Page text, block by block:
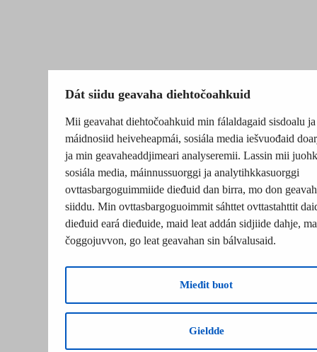
Dát siidu geavaha diehtočoahkuid
Mii geavahat diehtočoahkuid min fálaldagaid sisdoalu ja
máidnosiid heiveheapmái, sosiála media iešvuođaid
ja min geavaheaddjimeari analyseremii. Lassin mii
sosiála media, máinnussuorggi ja analytihkkasuorggi
ovttasbargoguimmiide dieđuid dan birra, mo don
siiddu. Min ovttasbargoguoimmit sáhttet ovttastahttit
dieđuid eará dieđuide, maid leat addán sidjiide dahje,
čoggojuvvon, go leat geavahan sin bálvalusaid.
Mieđit buot
Gieldde